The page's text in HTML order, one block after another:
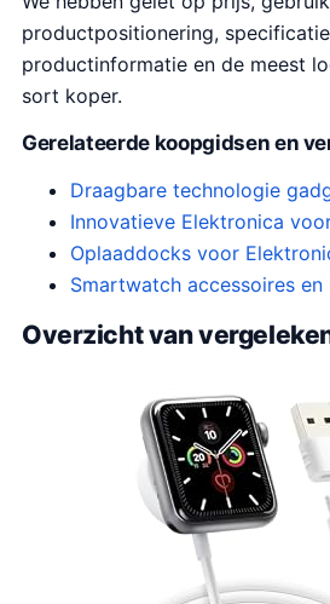
productpositionering,
productinformatie en de meest
sort koper.
Gerelateerde koopgidsen en
Draagbare technologie
Innovatieve Elektronica
Oplaaddocks voor
Smartwatch accessoires
Overzicht van